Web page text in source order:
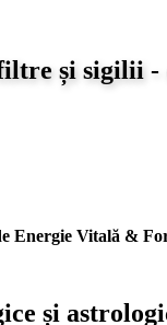
și sigilii -
Energie Vitală &